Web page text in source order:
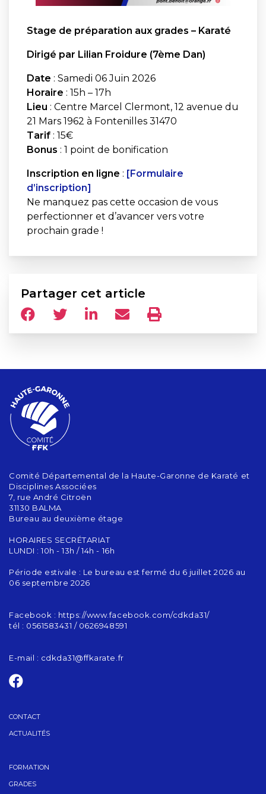
Stage de préparation aux grades – Karaté
Dirigé par Lilian Froidure (7ème Dan)
Date : Samedi 06 Juin 2026
Horaire : 15h – 17h
Lieu : Centre Marcel Clermont, 12 avenue du
21 Mars 1962 à Fontenilles 31470
Tarif : 15€
Bonus : 1 point de bonification
Inscription en ligne : [Formulaire
d’inscription]
Ne manquez pas cette occasion de vous
perfectionner et d’avancer vers votre
prochain grade !
Partager cet article
Comité Départemental de la Haute-Garonne de Karaté et
Disciplines Associées
7, rue André Citroën
31130 BALMA
Bureau au deuxième étage
HORAIRES SECRÉTARIAT
LUNDI : 10h - 13h / 14h - 16h
Période estivale : Le bureau est fermé du 6 juillet 2026 au
06 septembre 2026
Facebook : https://www.facebook.com/cdkda31/
tél : 0561583431 / 0626948591
E-mail : cdkda31@ffkarate.fr
CONTACT
ACTUALITÉS
FORMATION
GRADES